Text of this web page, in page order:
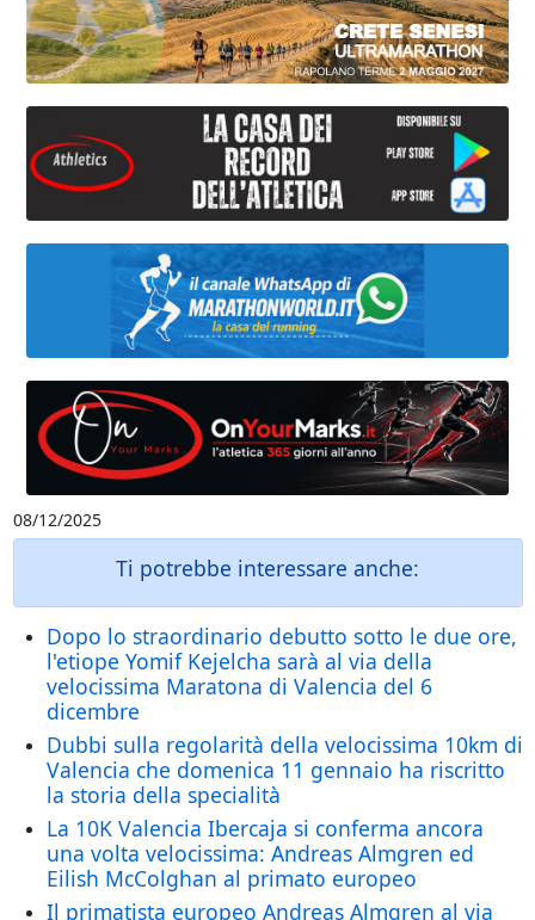
08/12/2025
Ti potrebbe interessare anche:
Dopo lo straordinario debutto sotto le due ore,
l'etiope Yomif Kejelcha sarà al via della
velocissima Maratona di Valencia del 6
dicembre
Dubbi sulla regolarità della velocissima 10km di
Valencia che domenica 11 gennaio ha riscritto
la storia della specialità
La 10K Valencia Ibercaja si conferma ancora
una volta velocissima: Andreas Almgren ed
Eilish McColghan al primato europeo
Il primatista europeo Andreas Almgren al via